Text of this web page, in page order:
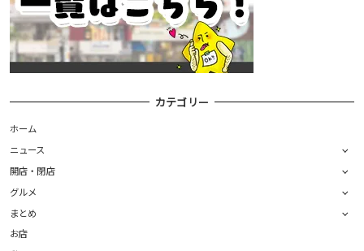
カテゴリー
ホーム
ニュース
開店・閉店
グルメ
まとめ
お店